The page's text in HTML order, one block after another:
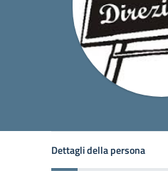
Dettagli della persona